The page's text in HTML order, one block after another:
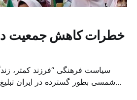
خطرات کاهش جمعیت در
شمسی بطور گسترده در ایران